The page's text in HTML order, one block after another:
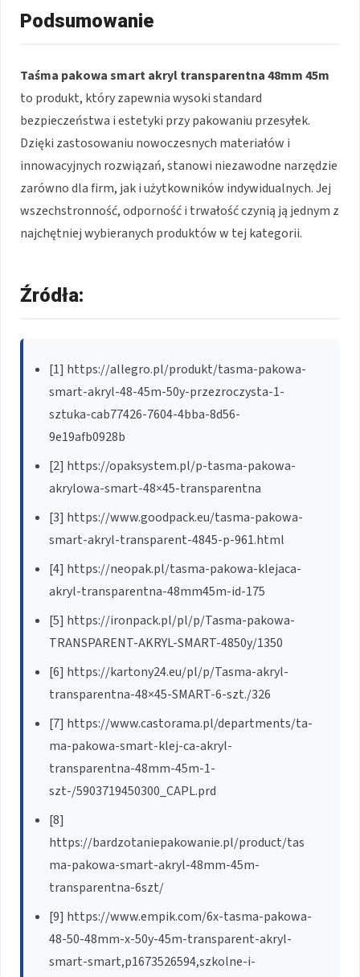
Podsumowanie
Taśma pakowa smart akryl transparentna 48mm 45m
to produkt, który zapewnia wysoki standard
bezpieczeństwa i estetyki przy pakowaniu przesyłek.
Dzięki zastosowaniu nowoczesnych materiałów i
innowacyjnych rozwiązań, stanowi niezawodne narzędzie
zarówno dla firm, jak i użytkowników indywidualnych. Jej
wszechstronność, odporność i trwałość czynią ją jednym z
najchętniej wybieranych produktów w tej kategorii.
Źródła:
[1] https://allegro.pl/produkt/tasma-pakowa-
smart-akryl-48-45m-50y-przezroczysta-1-
sztuka-cab77426-7604-4bba-8d56-
9e19afb0928b
[2] https://opaksystem.pl/p-tasma-pakowa-
akrylowa-smart-48×45-transparentna
[3] https://www.goodpack.eu/tasma-pakowa-
smart-akryl-transparent-4845-p-961.html
[4] https://neopak.pl/tasma-pakowa-klejaca-
akryl-transparentna-48mm45m-id-175
[5] https://ironpack.pl/pl/p/Tasma-pakowa-
TRANSPARENT-AKRYL-SMART-4850y/1350
[6] https://kartony24.eu/pl/p/Tasma-akryl-
transparentna-48×45-SMART-6-szt./326
[7] https://www.castorama.pl/departments/ta-
ma-pakowa-smart-klej-ca-akryl-
transparentna-48mm-45m-1-
szt-/5903719450300_CAPL.prd
[8]
https://bardzotaniepakowanie.pl/product/tas
ma-pakowa-smart-akryl-48mm-45m-
transparentna-6szt/
[9] https://www.empik.com/6x-tasma-pakowa-
48-50-48mm-x-50y-45m-transparent-akryl-
smart-smart,p1673526594,szkolne-i-